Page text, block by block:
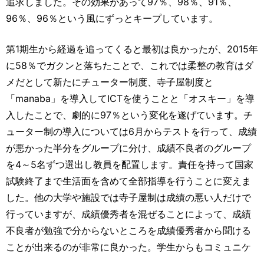
96％、96％という風にずっとキープしています。
第1期生から経過を追ってくると最初は良かったが、2015年
に58％でガクンと落ちたことで、これでは柔整の教育はダ
メだとして新たにチューター制度、寺子屋制度と
「manaba」を導入してICTを使うことと「オスキー」を導
入したことで、劇的に97％という変化を遂げています。チ
ューター制の導入については6月からテストを行って、成績
が悪かった半分をグループに分け、成績不良者のグループ
を4～5名ずつ選出し教員を配置します。責任を持って国家
試験終了まで生活面を含めて全部指導を行うことに変えま
した。他の大学や施設では寺子屋制は成績の悪い人だけで
行っていますが、成績優秀者を混ぜることによって、成績
不良者が勉強で分からないところを成績優秀者から聞ける
ことが出来るのが非常に良かった。学生からもコミュニケ